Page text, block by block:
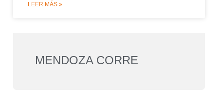
LEER MÁS »
MENDOZA CORRE